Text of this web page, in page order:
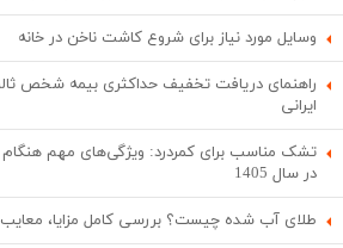
وسایل مورد نیاز برای شروع کاشت ناخن در خانه
راهنمای دریافت تخفیف حداکثری بیمه شخص
ایرانی
تشک مناسب برای کمردرد: ویژگی‌های مهم
در سال 1405
طلای آب شده چیست؟ بررسی کامل مزایا،